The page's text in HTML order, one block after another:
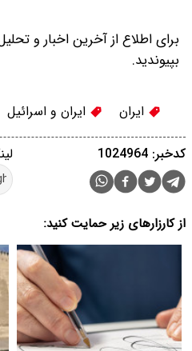
برای اطلاع از آخرین اخبار و
بپیوندید.
ایران ایران و اسرائیل
کدخبر: 1024964
از کارزارهای زیر حمایت کنید: